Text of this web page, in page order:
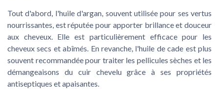
Tout d'abord, l'huile d'argan, souvent utilisée pour ses vertus
nourrissantes, est réputée pour apporter brillance et douceur
aux cheveux. Elle est particulièrement efficace pour les
cheveux secs et abîmés. En revanche, l'huile de cade est plus
souvent recommandée pour traiter les pellicules sèches et les
démangeaisons du cuir chevelugrâce à ses propriétés
antiseptiques et apaisantes.